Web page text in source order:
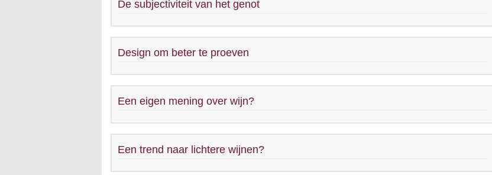
De subjectiviteit van het genot
Design om beter te proeven
Een eigen mening over wijn?
Een trend naar lichtere wijnen?